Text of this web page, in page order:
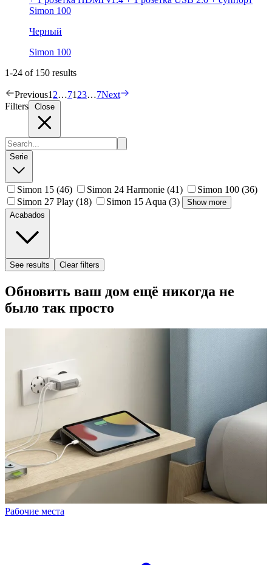
Simon 100
Черный
Simon 100
1-24 of 150 results
Previous12…7123…7Next
Filters
Serie
Simon 15 (46) Simon 24 Harmonie (41) Simon 100 (36)
Simon 27 Play (18) Simon 15 Aqua (3)
Show more
Acabados
See results Clear filters
Обновить ваш дом ещё никогда не
было так просто
Рабочие места